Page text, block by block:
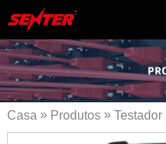
Casa » Produtos» Testador
de cabo de cobre»Testador